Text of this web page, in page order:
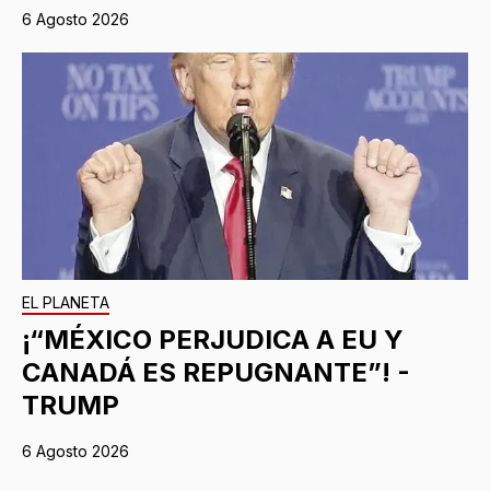
6 Agosto 2026
EL PLANETA
¡“MÉXICO PERJUDICA A EU Y
CANADÁ ES REPUGNANTE”! -
TRUMP
6 Agosto 2026